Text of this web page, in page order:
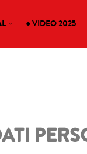
● VIDEO 2025